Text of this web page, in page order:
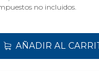
no incluidos.
AÑADIR AL